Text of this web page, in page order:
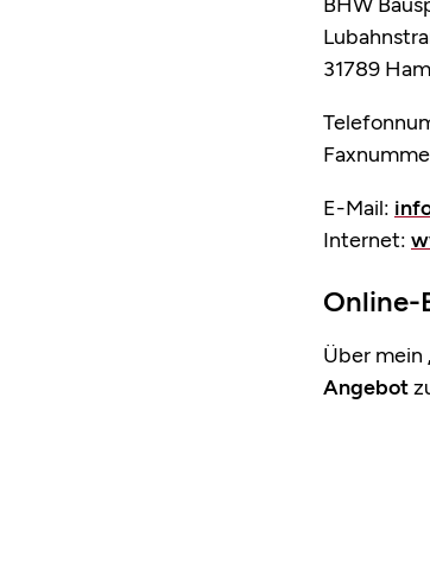
31789
E-Mail:
Internet:
Online-
Über mein
Angebot